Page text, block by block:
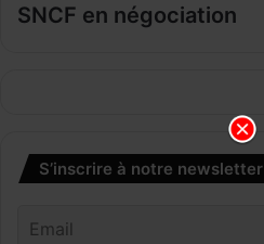
SNCF en négociation
S’inscrire à notre newsletter